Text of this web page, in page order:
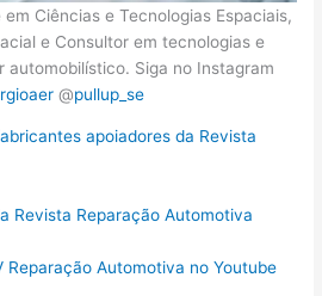
em Ciências e Tecnologias Espaciais,
e Consultor em tecnologias e
automobilístico. Siga no Instagram
@pullup_se
apoiadores da Revista
Revista Reparação Automotiva
Reparação Automotiva no Youtube